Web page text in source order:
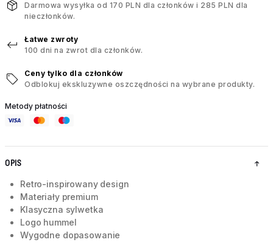
Darmowa wysyłka od 170 PLN dla członków i 285 PLN dla
nieczłonków.
Łatwe zwroty
100 dni na zwrot dla członków.
Ceny tylko dla członków
Odblokuj ekskluzywne oszczędności na wybrane produkty.
Metody płatności
OPIS
Retro-inspirowany design
Materiały premium
Klasyczna sylwetka
Logo hummel
Wygodne dopasowanie